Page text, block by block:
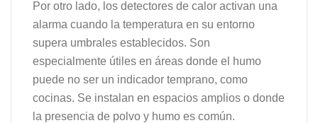
Por otro lado, los detectores de calor activan una
alarma cuando la temperatura en su entorno
supera umbrales establecidos. Son
especialmente útiles en áreas donde el humo
puede no ser un indicador temprano, como
cocinas. Se instalan en espacios amplios o donde
la presencia de polvo y humo es común.